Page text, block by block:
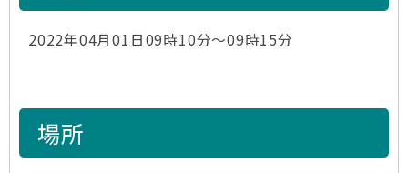
2022年04月01日09時10分～09時15分
場所